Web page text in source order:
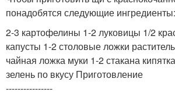
понадобятся следующие ингредиенты:
2-3 картофелины 1-2 луковицы 1/2
капусты 1-2 столовые ложки
чайная ложка муки 1-2 стакана
зелень по вкусу Приготовление
----------------